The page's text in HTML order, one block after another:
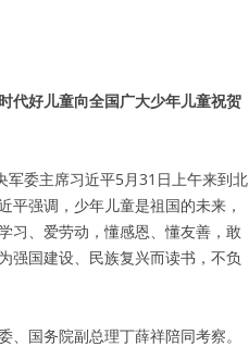
代好儿童向全国广大少年儿童祝贺
军委主席习近平5月31日上午来到北
平强调，少年儿童是祖国的未来，
习、爱劳动，懂感恩、懂友善，敢
强国建设、民族复兴而读书，不负
国务院副总理丁薛祥陪同考察。